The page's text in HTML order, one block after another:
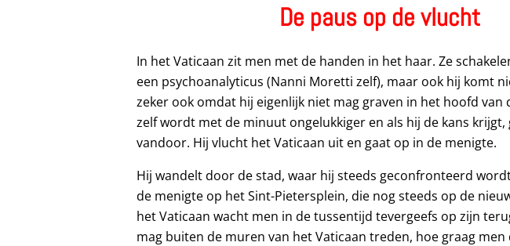
De paus op de vlucht
In het Vaticaan zit men met de handen in het haar. Ze
een psychoanalyticus (Nanni Moretti zelf), maar ook hij komt
zeker ook omdat hij eigenlijk niet mag graven in het hoofd van
zelf wordt met de minuut ongelukkiger en als hij de kans
vandoor. Hij vlucht het Vaticaan uit en gaat op in de menigte.
Hij wandelt door de stad, waar hij steeds geconfronteerd
de menigte op het Sint-Pietersplein, die nog steeds op de
het Vaticaan wacht men in de tussentijd tevergeefs op zijn
mag buiten de muren van het Vaticaan treden, hoe graag men